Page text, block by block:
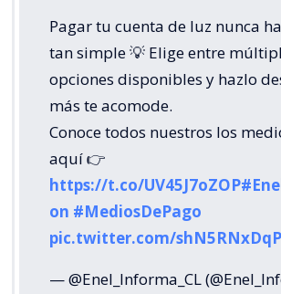
Pagar tu cuenta de luz nunca
tan simple 💡 Elige entre
opciones disponibles y hazlo
más te acomode.
Conoce todos nuestros los
aquí 👉
https://t.co/UV45J7oZOP
on #MediosDePago
pic.twitter.com/shN5RNxDqP
— @Enel_Informa_CL